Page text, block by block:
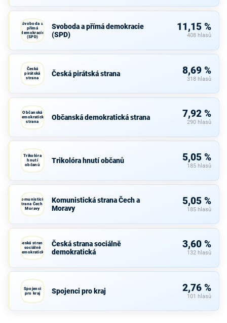
Svoboda a
přímá
demokracie
(SPD)
Svoboda a přímá demokracie
(SPD)
11,15 %
408 hlasů
Česká
pirátská
strana
Česká pirátská strana 8,69 %
318 hlasů
Občanská
demokratická
strana
Občanská demokratická strana 7,92 %
290 hlasů
Trikolóra
hnutí
občanů
Trikolóra hnutí občanů 5,05 %
185 hlasů
Komunistická
strana Čech a
Moravy
Komunistická strana Čech a
Moravy
5,05 %
185 hlasů
Česká strana
sociálně
demokratická
Česká strana sociálně
demokratická
3,60 %
132 hlasů
Spojenci
pro kraj
Spojenci pro kraj 2,76 %
101 hlasů